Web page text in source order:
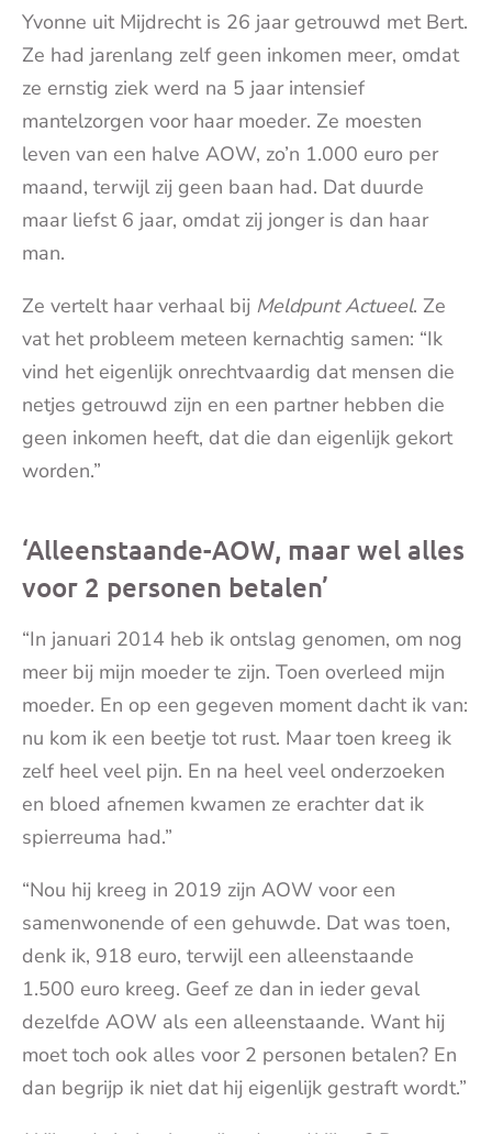
Yvonne uit Mijdrecht is 26 jaar getrouwd met Bert.
Ze had jarenlang zelf geen inkomen meer, omdat
ze ernstig ziek werd na 5 jaar intensief
mantelzorgen voor haar moeder. Ze moesten
leven van een halve AOW, zo’n 1.000 euro per
maand, terwijl zij geen baan had. Dat duurde
maar liefst 6 jaar, omdat zij jonger is dan haar
man.
Ze vertelt haar verhaal bij Meldpunt Actueel. Ze
vat het probleem meteen kernachtig samen: “Ik
vind het eigenlijk onrechtvaardig dat mensen die
netjes getrouwd zijn en een partner hebben die
geen inkomen heeft, dat die dan eigenlijk gekort
worden.”
‘Alleenstaande-AOW, maar wel alles
voor 2 personen betalen’
“In januari 2014 heb ik ontslag genomen, om nog
meer bij mijn moeder te zijn. Toen overleed mijn
moeder. En op een gegeven moment dacht ik van:
nu kom ik een beetje tot rust. Maar toen kreeg ik
zelf heel veel pijn. En na heel veel onderzoeken
en bloed afnemen kwamen ze erachter dat ik
spierreuma had.”
“Nou hij kreeg in 2019 zijn AOW voor een
samenwonende of een gehuwde. Dat was toen,
denk ik, 918 euro, terwijl een alleenstaande
1.500 euro kreeg. Geef ze dan in ieder geval
dezelfde AOW als een alleenstaande. Want hij
moet toch ook alles voor 2 personen betalen? En
dan begrijp ik niet dat hij eigenlijk gestraft wordt.”